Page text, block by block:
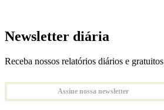
Newsletter diária
Receba nossos relatórios diários e gratuitos
Assine nossa newsletter